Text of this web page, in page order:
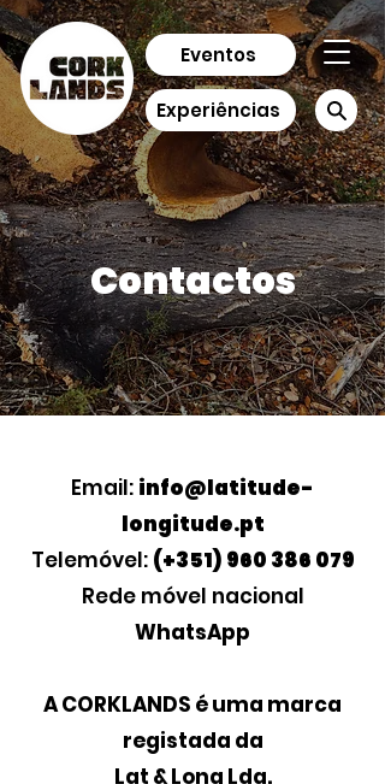
Eventos
Experiências
Contactos
Email: info@latitude-
longitude.pt
Telemóvel: (+351) 960 386 079
Rede móvel nacional
WhatsApp
A CORKLANDS é uma marca
registada da
Lat & Long Lda.